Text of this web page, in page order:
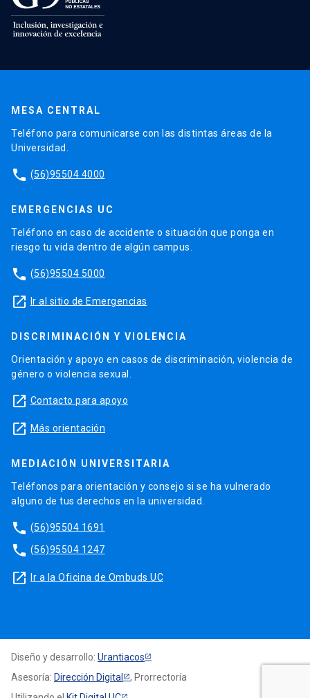
MESA CENTRAL
Teléfono para comunicarse con las distintas áreas de la
Universidad.
phone (56)95504 4000
EMERGENCIAS UC
Teléfono en caso de accidente o situación que ponga en
riesgo tu vida dentro de algún campus.
phone (56)95504 5000
launch Ir al sitio de Emergencias
DISCRIMINACIÓN Y VIOLENCIA
Orientación y apoyo en casos de discriminación, violencia de
género o violencia sexual.
launch Contacto para apoyo
launch Más orientación
MEDIACIÓN UNIVERSITARIA
Teléfonos para orientación y consejo si se ha vulnerado
alguno de tus derechos en la universidad.
phone (56)95504 1691
phone (56)95504 1247
launch Ir a la Oficina de Ombuds UC
Diseño y desarrollo: Urantiacos
Asesoría: Dirección Digital
, Prorrectoría